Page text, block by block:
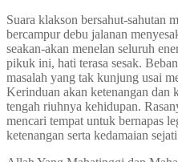
Suara klakson bersahut-sahutan
bercampur debu jalanan
seakan-akan menelan seluruh
pikuk ini, hati terasa sesak.
masalah yang tak kunjung usai
Kerinduan akan ketenangan dan
tengah riuhnya kehidupan.
mencari tempat untuk bernapas
ketenangan serta kedamaian